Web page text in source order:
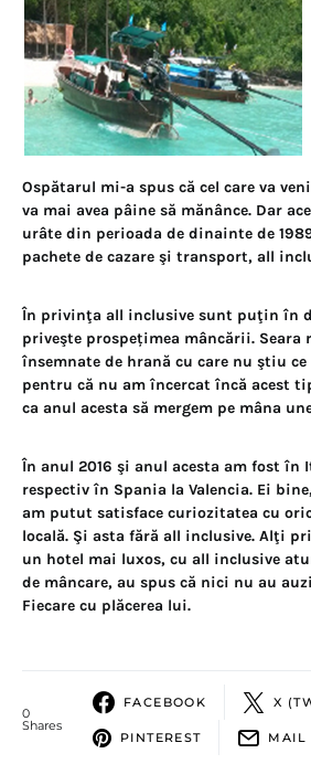
Ospătarul mi-a spus că cel care va
va mai avea pâine să mănânce. Dar
urâte din perioada de dinainte de
pachete de cazare şi transport, all
În privinţa all inclusive sunt puţin în
priveşte prospețimea mâncării.
însemnate de hrană cu care nu ştiu
pentru că nu am încercat încă acest
ca anul acesta să mergem pe mâna
În anul 2016 şi anul acesta am fost în
respectiv în Spania la Valencia. Ei
am putut satisface curiozitatea cu
locală. Şi asta fără all inclusive. Alţi
un hotel mai luxos, cu all inclusive
de mâncare, au spus că nici nu au
Fiecare cu plăcerea lui.
0
Shares
FACEBOOK X
PINTEREST MAIL